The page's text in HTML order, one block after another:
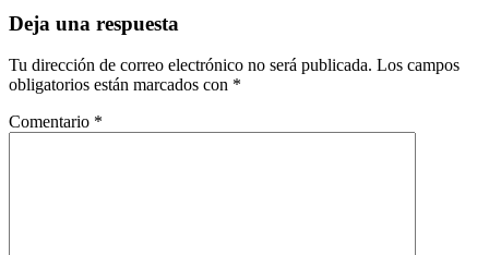
Deja una respuesta
Tu dirección de correo electrónico no será publicada. Los campos
obligatorios están marcados con *
Comentario *